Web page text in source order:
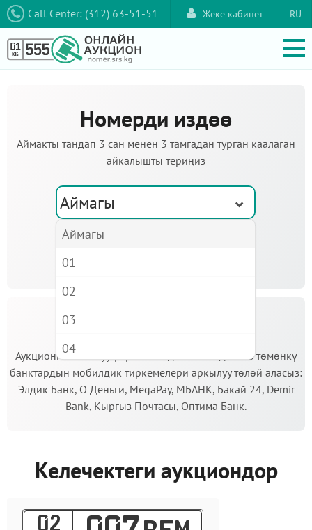
Call Center: (312) 63-51-51 RU
Жеке кабинет
Номерди издөө
Аймакты тандап 3 сан менен 3 тамгадан турган каалаган
айкалышты териңиз
Аймагы
Аукционго катышуу үчүн кепилдик салымды Сиз төмөнкү
банктардын мобилдик тиркемелери аркылуу төлөй аласыз:
Элдик Банк, О Деньги, MegaPay, МБАНК, Бакай 24, Demir
Bank, Кыргыз Почтасы, Оптима Банк.
Келечектеги аукциондор
02
Аймагы
01
02
03
04
05
06